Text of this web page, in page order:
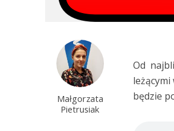
Małgorzata
Pietrusiak
Od
będzie